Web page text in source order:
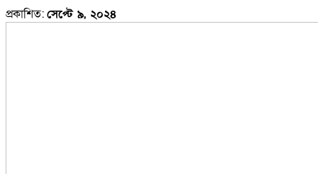
প্রকাশিত:সেপ্টে ৯, ২০২৪